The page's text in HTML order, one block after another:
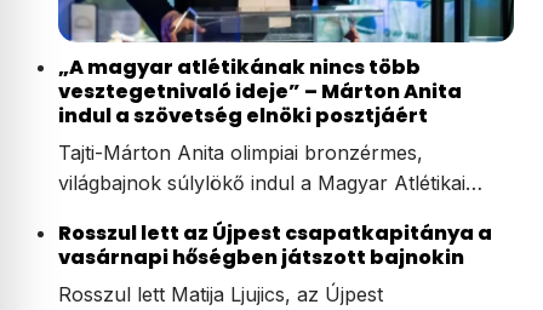
„A magyar atlétikának nincs több
vesztegetnivaló ideje” – Márton Anita
indul a szövetség elnöki posztjáért
Tajti-Márton Anita olimpiai bronzérmes,
világbajnok súlylökő indul a Magyar Atlétikai…
Rosszul lett az Újpest csapatkapitánya a
vasárnapi hőségben játszott bajnokin
Rosszul lett Matija Ljujics, az Újpest